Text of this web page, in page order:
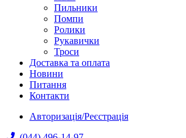
Пильники
Помпи
Ролики
Рукавички
Троси
Доставка та оплата
Новини
Питання
Контакти
Авторизація/Реєстрація